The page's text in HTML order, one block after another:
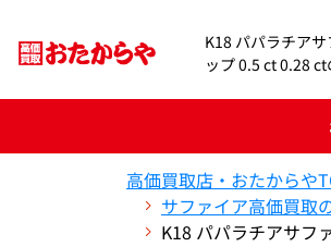
K18 パパラチア
ップ 0.5 ct 0.28
高価買取店・おたからや
サファイア高価買取
K18 パパラチアサフ